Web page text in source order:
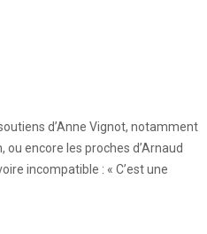
d’Anne Vignot, notamment
encore les proches d’Arnaud
incompatible : « C’est une